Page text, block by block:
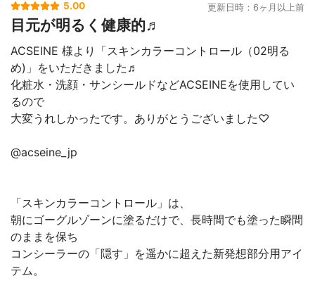
5.00 更新日時：6ヶ月以上前
目元が明るく健康的♬
ACSEINE 様より「スキンカラーコントロール（02明る
め)」をいただきました♬
化粧水・洗顔・サンシールドなどACSEINEを使用してい
るので
大変うれしかったです。ありがとうございました♡
@acseine_jp
「スキンカラーコントロール」は、
朝にゴーグルゾーンに塗るだけで、長時間でも塗った瞬間
のままを保ち
コンシーラーの「隠す」を遥かに超えた新発想部分用アイ
テム。